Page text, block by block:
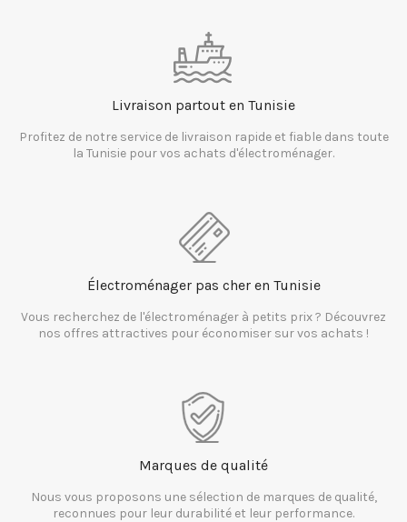
Livraison partout en Tunisie
Profitez de notre service de livraison rapide et fiable dans toute
la Tunisie pour vos achats d'électroménager.
Électroménager pas cher en Tunisie
Vous recherchez de l'électroménager à petits prix ? Découvrez
nos offres attractives pour économiser sur vos achats !
Marques de qualité
Nous vous proposons une sélection de marques de qualité,
reconnues pour leur durabilité et leur performance.